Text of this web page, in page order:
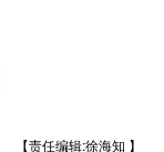
江苏
【责任编辑:徐海知 】